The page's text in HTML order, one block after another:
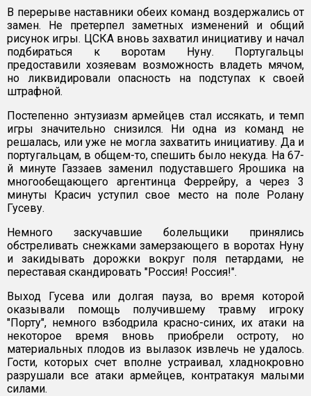
В перерыве наставники обеих команд воздержались от
замен. Не претерпел заметных изменений и общий
рисунок игры. ЦСКА вновь захватил инициативу и начал
подбираться к воротам Нуну. Португальцы
предоставили хозяевам возможность владеть мячом,
но ликвидировали опасность на подступах к своей
штрафной.
Постепенно энтузиазм армейцев стал иссякать, и темп
игры значительно снизился. Ни одна из команд не
решалась, или уже не могла захватить инициативу. Да и
португальцам, в общем-то, спешить было некуда. На 67-
й минуте Газзаев заменил подуставшего Ярошика на
многообещающего аргентинца Феррейру, а через 3
минуты Красич уступил свое место на поле Ролану
Гусеву.
Немного заскучавшие болельщики принялись
обстреливать снежками замерзающего в воротах Нуну
и закидывать дорожки вокруг поля петардами, не
переставая скандировать "Россия! Россия!".
Выход Гусева или долгая пауза, во время которой
оказывали помощь получившему травму игроку
"Порту", немного взбодрила красно-синих, их атаки на
некоторое время вновь приобрели остроту, но
материальных плодов из вылазок извлечь не удалось.
Гости, которых счет вполне устраивал, хладнокровно
разрушали все атаки армейцев, контратакуя малыми
силами.